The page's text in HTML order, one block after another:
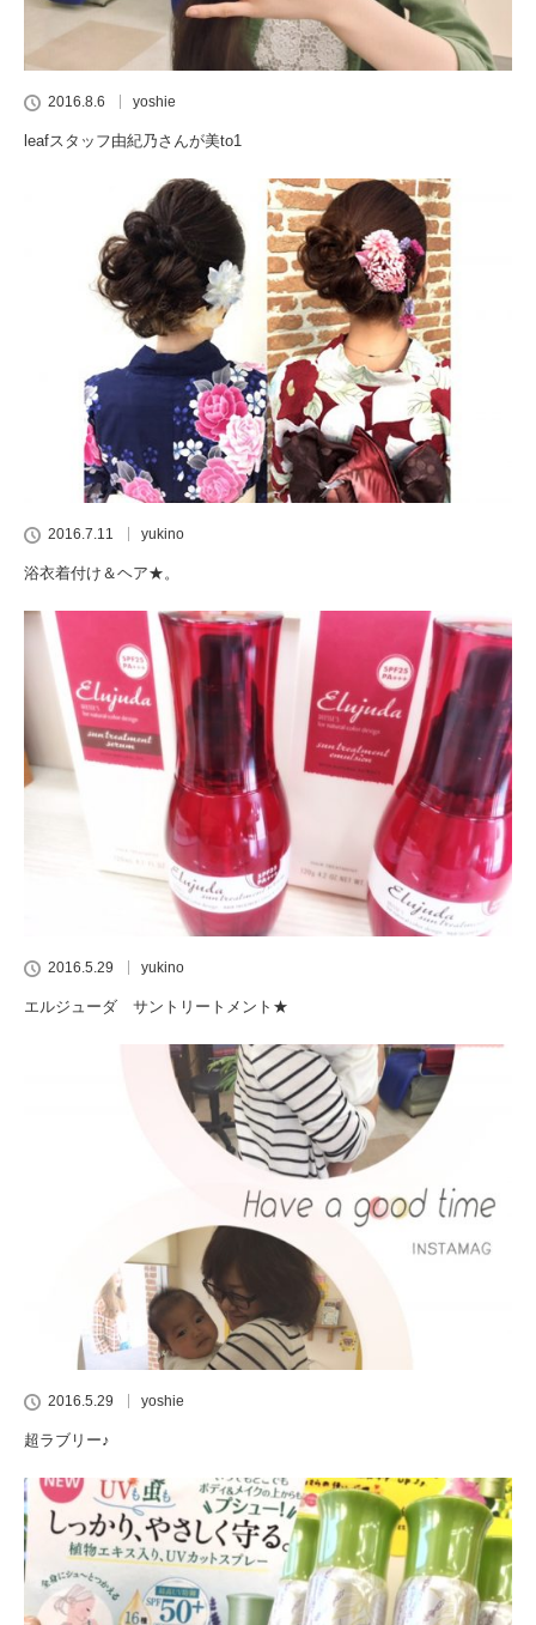
2016.8.6 yoshie
leafスタッフ由紀乃さんが美to1
2016.7.11 yukino
浴衣着付け＆ヘア★。
2016.5.29 yukino
エルジューダ サントリートメント★
2016.5.29 yoshie
超ラブリー♪